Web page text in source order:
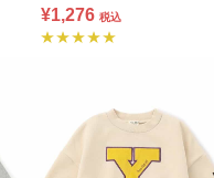
¥1,276 税込